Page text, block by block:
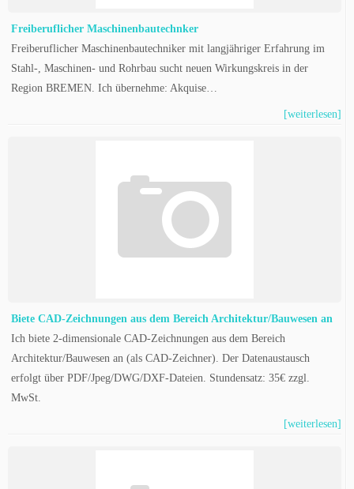
Freiberuflicher Maschinenbautechnker
Freiberuflicher Maschinenbautechniker mit langjähriger Erfahrung im
Stahl-, Maschinen- und Rohrbau sucht neuen Wirkungskreis in der
Region BREMEN. Ich übernehme: Akquise…
[weiterlesen]
Biete CAD-Zeichnungen aus dem Bereich Architektur/Bauwesen an
Ich biete 2-dimensionale CAD-Zeichnungen aus dem Bereich
Architektur/Bauwesen an (als CAD-Zeichner). Der Datenaustausch
erfolgt über PDF/Jpeg/DWG/DXF-Dateien. Stundensatz: 35€ zzgl.
MwSt.
[weiterlesen]